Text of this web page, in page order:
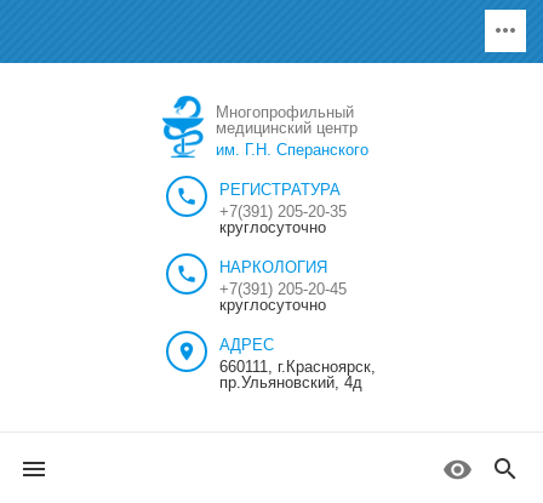
Многопрофильный
медицинский центр
им. Г.Н. Сперанского
РЕГИСТРАТУРА
+7(391) 205-20-35
круглосуточно
НАРКОЛОГИЯ
+7(391) 205-20-45
круглосуточно
АДРЕС
660111, г.Красноярск,
пр.Ульяновский, 4д